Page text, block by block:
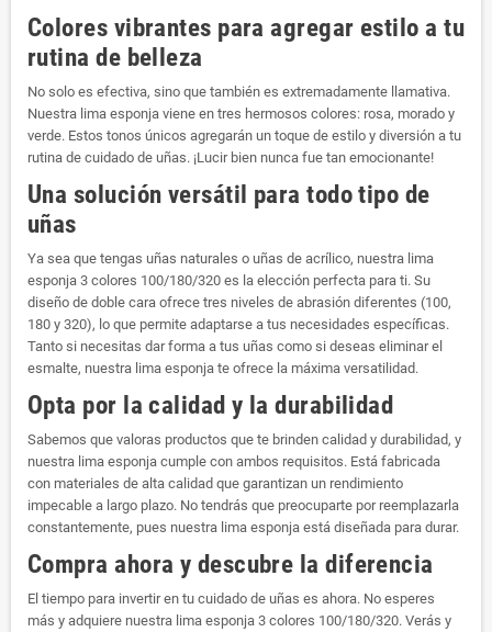
Colores vibrantes para agregar estilo a tu
rutina de belleza
No solo es efectiva, sino que también es extremadamente llamativa.
Nuestra lima esponja viene en tres hermosos colores: rosa, morado y
verde. Estos tonos únicos agregarán un toque de estilo y diversión a tu
rutina de cuidado de uñas. ¡Lucir bien nunca fue tan emocionante!
Una solución versátil para todo tipo de
uñas
Ya sea que tengas uñas naturales o uñas de acrílico, nuestra lima
esponja 3 colores 100/180/320 es la elección perfecta para ti. Su
diseño de doble cara ofrece tres niveles de abrasión diferentes (100,
180 y 320), lo que permite adaptarse a tus necesidades específicas.
Tanto si necesitas dar forma a tus uñas como si deseas eliminar el
esmalte, nuestra lima esponja te ofrece la máxima versatilidad.
Opta por la calidad y la durabilidad
Sabemos que valoras productos que te brinden calidad y durabilidad, y
nuestra lima esponja cumple con ambos requisitos. Está fabricada
con materiales de alta calidad que garantizan un rendimiento
impecable a largo plazo. No tendrás que preocuparte por reemplazarla
constantemente, pues nuestra lima esponja está diseñada para durar.
Compra ahora y descubre la diferencia
El tiempo para invertir en tu cuidado de uñas es ahora. No esperes
más y adquiere nuestra lima esponja 3 colores 100/180/320. Verás y